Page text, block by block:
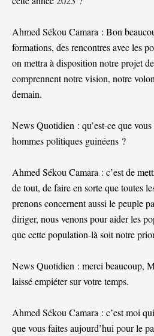
Ahmed Sékou Camara : Bon
formations, des rencontres avec les
on mettra à disposition notre projet
comprennent notre vision, notre
demain.
News Quotidien : qu’est-ce que
hommes politiques guinéens ?
Ahmed Sékou Camara : c’est de
de tout, de faire en sorte que toutes
prenons concernent aussi le peuple
diriger, nous venons pour aider les
que cette population-là soit notre
News Quotidien : merci beaucoup,
laissé empiéter sur votre temps.
Ahmed Sékou Camara : c’est moi
que vous faites aujourd’hui pour le